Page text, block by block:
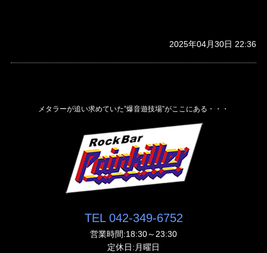
2025年04月30日 22:36
メタラーが追い求めていた”爆音遊技場”がここにある・・・
TEL 042-349-6752
営業時間:18:30～23:30
定休日:月曜日